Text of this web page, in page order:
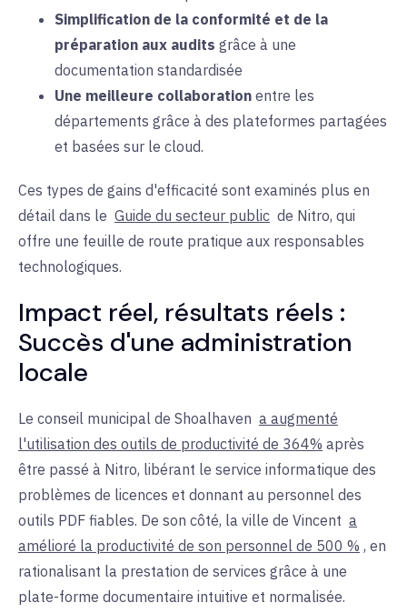
Simplification de la conformité et de la
préparation aux audits grâce à une
documentation standardisée
Une meilleure collaboration entre les
départements grâce à des plateformes partagées
et basées sur le cloud.
Ces types de gains d'efficacité sont examinés plus en
détail dans le Guide du secteur public de Nitro, qui
offre une feuille de route pratique aux responsables
technologiques.
Impact réel, résultats réels :
Succès d'une administration
locale
Le conseil municipal de Shoalhaven a augmenté
l'utilisation des outils de productivité de 364% après
être passé à Nitro, libérant le service informatique des
problèmes de licences et donnant au personnel des
outils PDF fiables. De son côté, la ville de Vincent a
amélioré la productivité de son personnel de 500 % , en
rationalisant la prestation de services grâce à une
plate-forme documentaire intuitive et normalisée.